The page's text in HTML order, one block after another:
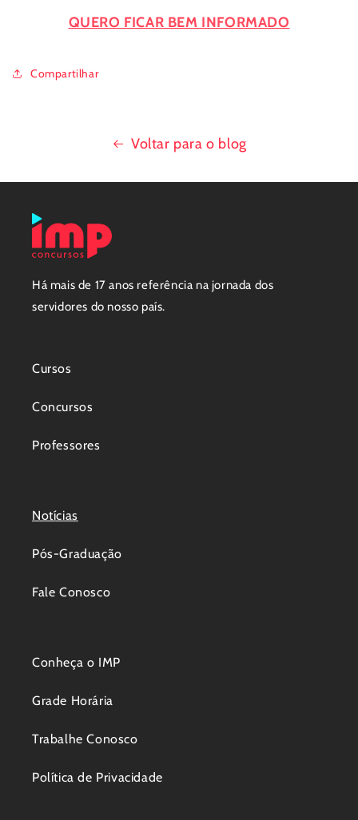
QUERO FICAR BEM INFORMADO
Compartilhar
Voltar para o blog
Há mais de 17 anos referência na jornada dos
servidores do nosso país.
Cursos
Concursos
Professores
Notícias
Pós-Graduação
Fale Conosco
Conheça o IMP
Grade Horária
Trabalhe Conosco
Política de Privacidade